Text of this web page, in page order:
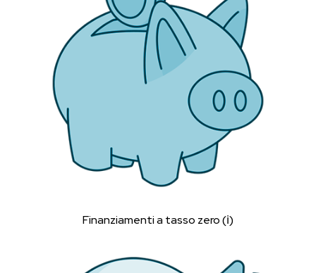
Finanziamenti a tasso zero (ℹ︎)